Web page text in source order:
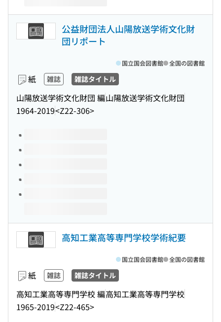
公益財団法人山陽放送学術文化財
団リポート
紙 雑誌 雑誌タイトル
山陽放送学術文化財団 編山陽放送学術文化財団
1964-2019<Z22-306>
国立国会図書館 全国の図書館
このタイトルの巻号
高知工業高等専門学校学術紀要
紙 雑誌 雑誌タイトル
高知工業高等専門学校 編高知工業高等専門学校
1965-2019<Z22-465>
国立国会図書館 全国の図書館